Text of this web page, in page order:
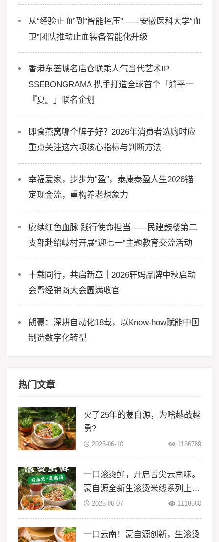
从“经验止血”到“智能控压”——安徽医科大学“血
卫”团队推动止血装备智能化升级
香港东荟城名店仓联乘人气当代艺术IP
SSEBONGRAMA 携手打造全球首个「躺平一
『夏』」联名企划
即食燕窝哪个牌子好？2026年消费者选购时应
重点关注这六项核心指标与判断方法
幸福爱家，步步为“盈”，泰康泰盈人生2026锚
定现金流，重构养老想象力
赓续红色血脉 践行使命担当——民建鼓楼第二
支部赴绍岐村开展“迎七一”主题教育交流活动
十载同行，共启新章｜2026轩妈品牌中秋启动
会暨经销商大会圆满收官
朗豪：深耕自动化18载，以Know-how赋能中国
制造数字化转型
热门文章
火了25年的蒙自源，为啥越战越
勇?
2025-06-10 1136789
一口滚烫鲜，开启舌尖云南味。
蒙自源全新生滚烫米线系列上
线！2025-06-07 1118580
一口云南！蒙自源创新，生滚烫